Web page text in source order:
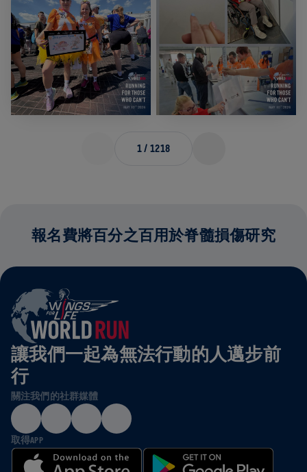
1/ 1218
報名費將百分之百用於脊髓損傷研究
讓我們一起為無法行動的人邁步前
行
關注我們的社群媒體
取得APP